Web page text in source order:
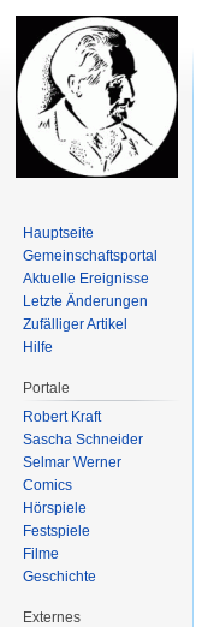
Hauptseite
Gemeinschafts­portal
Aktuelle Ereignisse
Letzte Änderungen
Zufälliger Artikel
Hilfe
Portale
Robert Kraft
Sascha Schneider
Selmar Werner
Comics
Hörspiele
Festspiele
Filme
Geschichte
Externes